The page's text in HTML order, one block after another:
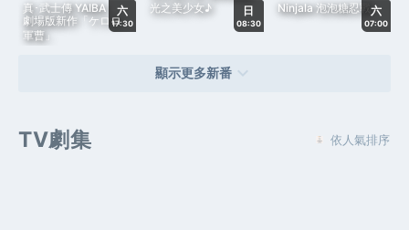
真･武士傳 YAIBA 六
17:30
光之美少女♪
日
08:30
Ninjala 泡泡糖忍戰 六
07:00
劇場版新作「ケロロ
軍曹」
顯示更多新番 keyboard_arrow_down
TV劇集 依人氣排序